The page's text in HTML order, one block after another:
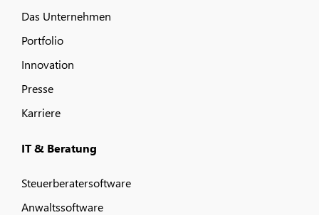
Das Unternehmen
Portfolio
Innovation
Presse
Karriere
IT & Beratung
Steuerberatersoftware
Anwaltssoftware